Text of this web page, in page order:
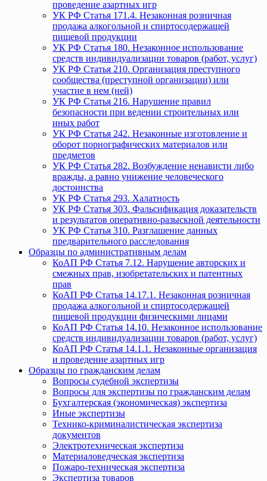
проведение азартных игр
УК РФ Статья 171.4. Незаконная розничная
продажа алкогольной и спиртосодержащей
пищевой продукции
УК РФ Статья 180. Незаконное использование
средств индивидуализации товаров (работ, услуг)
УК РФ Статья 210. Организация преступного
сообщества (преступной организации) или
участие в нем (ней)
УК РФ Статья 216. Нарушение правил
безопасности при ведении строительных или
иных работ
УК РФ Статья 242. Незаконные изготовление и
оборот порнографических материалов или
предметов
УК РФ Статья 282. Возбуждение ненависти либо
вражды, а равно унижение человеческого
достоинства
УК РФ Статья 293. Халатность
УК РФ Статья 303. Фальсификация доказательств
и результатов оперативно-разыскной деятельности
УК РФ Статья 310. Разглашение данных
предварительного расследования
Образцы по административным делам
КоАП РФ Статья 7.12. Нарушение авторских и
смежных прав, изобретательских и патентных
прав
КоАП РФ Статья 14.17.1. Незаконная розничная
продажа алкогольной и спиртосодержащей
пищевой продукции физическими лицами
КоАП РФ Статья 14.10. Незаконное использование
средств индивидуализации товаров (работ, услуг)
КоАП РФ Статья 14.1.1. Незаконные организация
и проведение азартных игр
Образцы по гражданским делам
Вопросы судебной экспертизы
Вопросы для экспертизы по гражданским делам
Бухгалтерская (экономическая) экспертиза
Иные экспертизы
Технико-криминалистическая экспертиза
документов
Электротехническая экспертиза
Материаловедческая экспертиза
Пожаро-техническая экспертиза
Экспертиза товаров